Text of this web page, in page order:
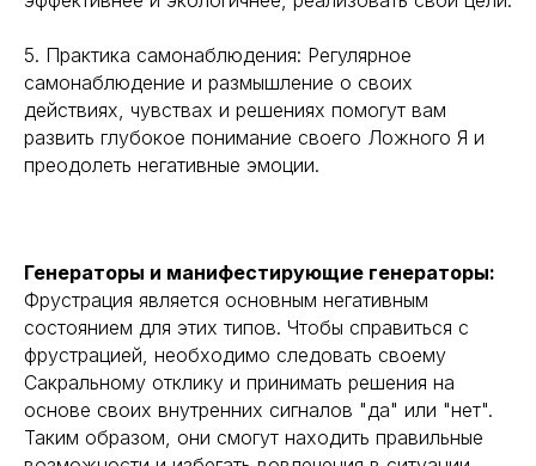
5. Практика самонаблюдения: Регулярное
самонаблюдение и размышление о своих
действиях, чувствах и решениях помогут вам
развить глубокое понимание своего Ложного Я и
преодолеть негативные эмоции.
Генераторы и манифестирующие генераторы:
Фрустрация является основным негативным
состоянием для этих типов. Чтобы справиться с
фрустрацией, необходимо следовать своему
Сакральному отклику и принимать решения на
основе своих внутренних сигналов "да" или "нет".
Таким образом, они смогут находить правильные